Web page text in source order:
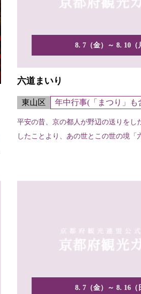
8. 7（金）～ 8. 10（
六道まいり
東山区 年中行事(「まつり」も
平安の昔、京の都人が野辺の送りをし
したことより、あの世とこの世の境「
8. 7（金）～ 8. 16（